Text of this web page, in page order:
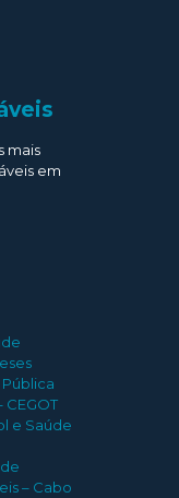
mais
em
e Saúde
– Cabo